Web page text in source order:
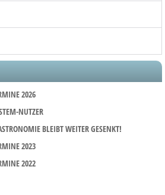
2026
NUTZER
BLEIBT WEITER GESENKT!
2023
2022